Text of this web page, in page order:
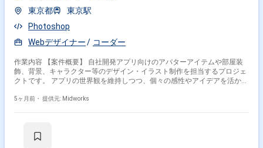
東京都
東京駅
Photoshop
Webデザイナー
コーダー
作業内容 【案件概要】 自社開発アプリ向けのアバターアイテムや部屋装
飾、背景、キャラクター等のデザイン・イラスト制作を担当するプロジェ
クトです。 アプリの世界観を維持しつつ、個々の感性やアイデアを活かし
来的なディレクター業務へのキャリアアップも可能です。 ユーザーに感動
景のデザイン・イラスト制作 ・登場キャラクターのデザイン・イラスト制
5ヶ月前・ 提供元: Midworks